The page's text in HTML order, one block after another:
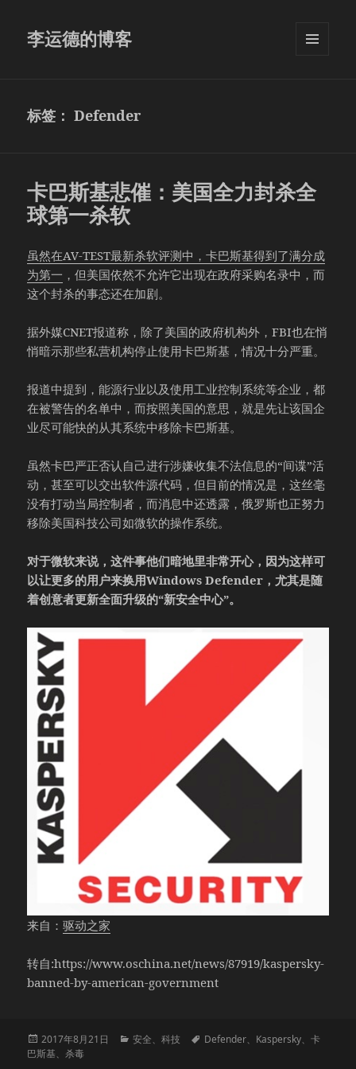
李运德的博客
标签：Defender
卡巴斯基悲催：美国全力封杀全
球第一杀软
虽然在AV-TEST最新杀软评测中，卡巴斯基得到了满分成
为第一 ，但美国依然不允许它出现在政府采购名录中，而
这个封杀的事态还在加剧。
据外媒CNET报道称，除了美国的政府机构外，FBI也在悄
悄暗示那些私营机构停止使用卡巴斯基，情况十分严重。
报道中提到，能源行业以及使用工业控制系统等企业，都
在被警告的名单中，而按照美国的意思，就是先让该国企
业尽可能快的从其系统中移除卡巴斯基。
虽然卡巴严正否认自己进行涉嫌收集不法信息的“间谍”活
动，甚至可以交出软件源代码，但目前的情况是，这丝毫
没有打动当局控制者，而消息中还透露，俄罗斯也正努力
移除美国科技公司如微软的操作系统。
对于微软来说，这件事他们暗地里非常开心，因为这样可
以让更多的用户来换用Windows Defender，尤其是随
着创意者更新全面升级的“新安全中心”。
来自：驱动之家
转自:https://www.oschina.net/news/87919/kaspersky-
banned-by-american-government
发
布
2017年8月21日
分
安全、科技
标
Defender、 Kaspersky、卡
巴斯基、 杀毒